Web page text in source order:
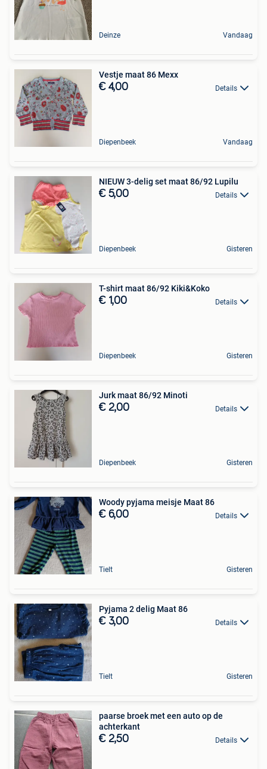
Deinze Vandaag
Vestje maat 86 Mexx
€ 4,00 Details
Diepenbeek Vandaag
NIEUW 3-delig set maat 86/92 Lupilu
€ 5,00 Details
Diepenbeek Gisteren
T-shirt maat 86/92 Kiki&Koko
€ 1,00 Details
Diepenbeek Gisteren
Jurk maat 86/92 Minoti
€ 2,00 Details
Diepenbeek Gisteren
Woody pyjama meisje Maat 86
€ 6,00 Details
Tielt Gisteren
Pyjama 2 delig Maat 86
€ 3,00 Details
Tielt Gisteren
paarse broek met een auto op de
achterkant
€ 2,50 Details